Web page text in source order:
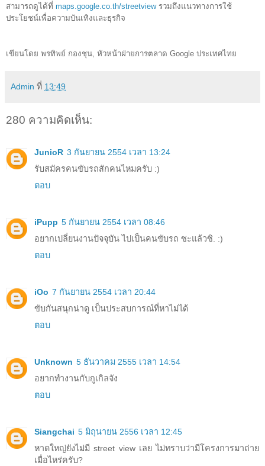
สามารถดูได้ที่ maps.google.co.th/streetview รวมถึงแนวทางการใช้
ประโยชน์เพื่อความบันเทิงและธุรกิจ
เขียนโดย พรทิพย์ กองชุน, หัวหน้าฝ่ายการตลาด Google ประเทศไทย
Admin ที่ 13:49
280 ความคิดเห็น:
JunioR 3 กันยายน 2554 เวลา 13:24
รับสมัครคนขับรถสักคนไหมครับ :)
ตอบ
iPupp 5 กันยายน 2554 เวลา 08:46
อยากเปลี่ยนงานปัจจุบัน ไปเป็นคนขับรถ ซะแล้วซิ. :)
ตอบ
iOo 7 กันยายน 2554 เวลา 20:44
ขับกันสนุกน่าดู เป็นประสบการณ์ที่หาไม่ได้
ตอบ
Unknown 5 ธันวาคม 2555 เวลา 14:54
อยากทำงานกับกูเกิลจัง
ตอบ
Siangchai 5 มิถุนายน 2556 เวลา 12:45
หาดใหญ่ยังไม่มี street view เลย ไม่ทราบว่ามีโครงการมาถ่าย
เมื่อไหร่ครับ?